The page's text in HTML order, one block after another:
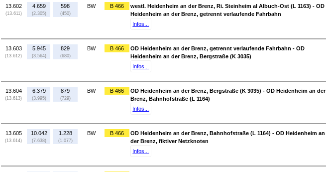
13.602
(13.611)
4.659
(2.305)
598
(450)
BW B 466
westl. Heidenheim an der Brenz, Ri. Steinheim al Albuch-Ost (L 1163) - OD
Heidenheim an der Brenz, getrennt verlaufende Fahrbahn
Infos...
13.603
(13.612)
5.945
(3.564)
829
(680)
BW B 466
OD Heidenheim an der Brenz, getrennt verlaufende Fahrbahn - OD
Heidenheim an der Brenz, Bergstraße (K 3035)
Infos...
13.604
(13.613)
6.379
(3.995)
879
(729)
BW B 466
OD Heidenheim an der Brenz, Bergstraße (K 3035) - OD Heidenheim an der
Brenz, Bahnhofstraße (L 1164)
Infos...
13.605
(13.614)
10.042
(7.638)
1.228
(1.077)
BW B 466
OD Heidenheim an der Brenz, Bahnhofstraße (L 1164) - OD Heidenheim an
der Brenz, fiktiver Netzknoten
Infos...